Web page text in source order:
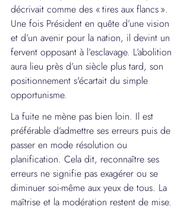
décrivait comme des « tires aux flancs ».
Une fois Président en quête d’une vision
et d’un avenir pour la nation, il devint un
fervent opposant à l’esclavage. L’abolition
aura lieu près d’un siècle plus tard, son
positionnement s'écartait du simple
opportunisme.
La fuite ne mène pas bien loin. Il est
préférable d’admettre ses erreurs puis de
passer en mode résolution ou
planification. Cela dit, reconnaître ses
erreurs ne signifie pas exagérer ou se
diminuer soi-même aux yeux de tous. La
maîtrise et la modération restent de mise.